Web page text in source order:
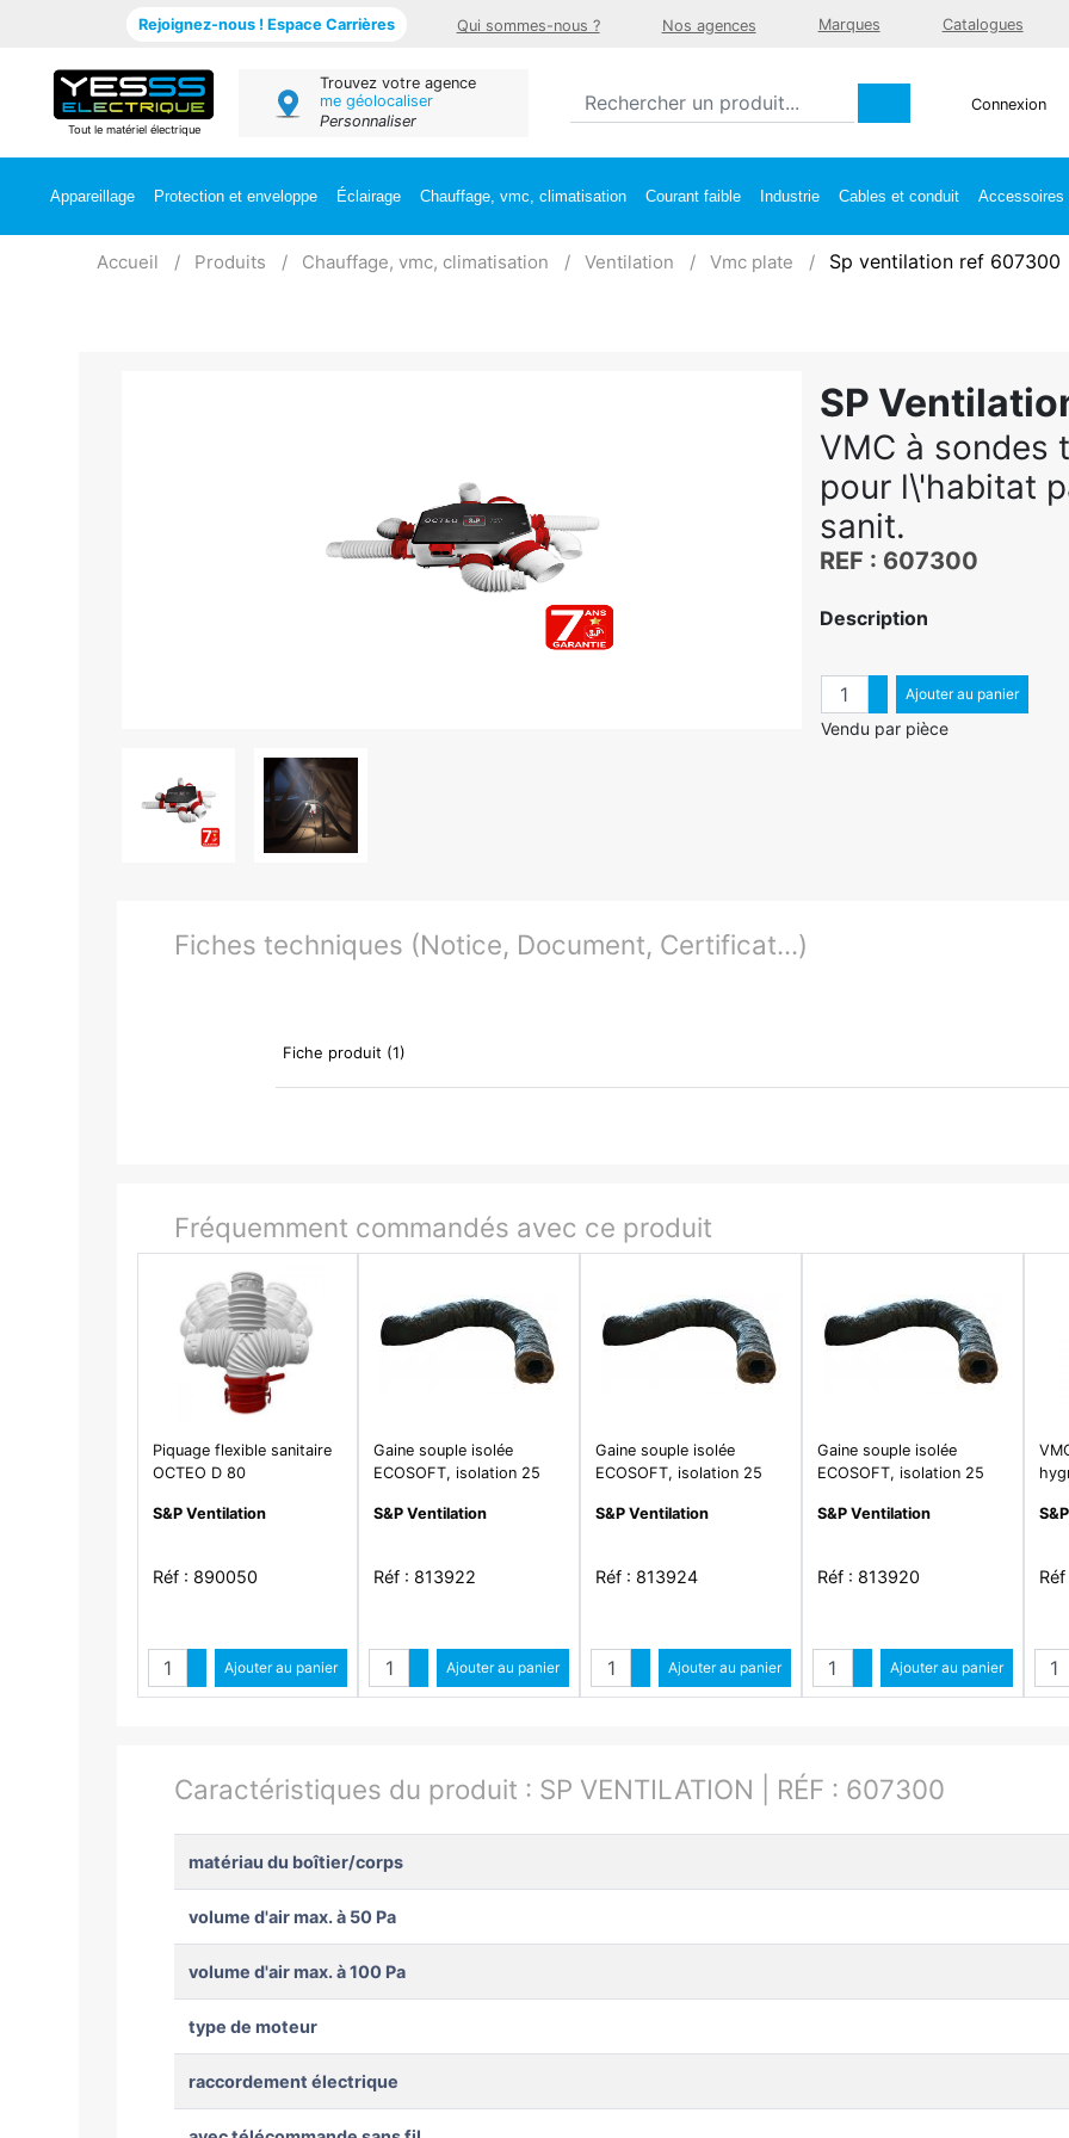
Rejoignez-nous ! Espace Carrières Qui sommes-nous ? Nos agences Marques Catalogues
Tout le matériel électrique
Trouvez votre agence
me géolocaliser
Personnaliser
Connexion
Appareillage Protection et enveloppe Éclairage Chauffage, vmc, climatisation Courant faible Industrie Cables et conduit Accessoires
Accueil Produits Chauffage, vmc, climatisation Ventilation Vmc plate Sp ventilation ref 607300
SP
VMC à sondes
pour l\'habitat
sanit.
REF : 607300
Description
QuantitéAugmenter quantité
Diminuer quantité
Ajouter au panier
Vendu par pièce
Fiches techniques (Notice, Document, Certificat...)
Fiche produit (1)
Fréquemment commandés avec ce produit
Piquage flexible sanitaire
OCTEO D 80
S&P Ventilation
Réf : 890050
Quantité
Augmenter quantité
Diminuer quantité
Ajouter au panier
Gaine souple isolée
ECOSOFT, isolation 25
mm, long 6 m - GP ISO
S&P Ventilation
Réf : 813922
Quantité
Augmenter quantité
Diminuer quantité
Ajouter au panier
Gaine souple isolée
ECOSOFT, isolation 25
mm, long 6 m - GP ISO
S&P Ventilation
Réf : 813924
Quantité
Augmenter quantité
Diminuer quantité
Ajouter au panier
Gaine souple isolée
ECOSOFT, isolation 25
mm, long 6 m - GP ISO
S&P Ventilation
Réf : 813920
Quantité
Augmenter quantité
Diminuer quantité
Ajouter au panier
Caractéristiques du produit : SP VENTILATION | RÉF : 607300
matériau du boîtier/corps
volume d'air max. à 50 Pa
volume d'air max. à 100 Pa
type de moteur
raccordement électrique